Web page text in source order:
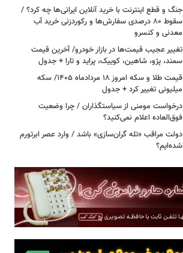
جنگ و قطع اینترنت با خرید آنلاین ایرانی‌ها چه کرد؟ /
سقوط ۸۰ درصدی سفارش‌ها و رکوردزنی خرید آب
معدنی و کنسرو
تغییر عجیب قیمت‌ها در بازار خودرو/ آخرین قیمت
سمند، پژو، شاهین، کوییک، پراید و تارا + جدول
قیمت طلا و سکه امروز ۱۸ مردادماه ۱۴۰۵/ سکه
میلیونی تغییر کرد + جدول
درخواست مومنی از سیاستگذاران / چرا وضعیت
فوق‌العاده اعلام نمی‌کنید؟
دولت مراقب «تله گران‌سازی» باشد / وارد عصر ابرتورم
شده‌ایم؟